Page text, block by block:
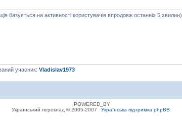
базується на активності користувачів впродовж останніх 5 хвилин)
учасник: Vladislav1973
POWERED_BY
Український переклад © 2005-2007
Українська підтримка phpBB